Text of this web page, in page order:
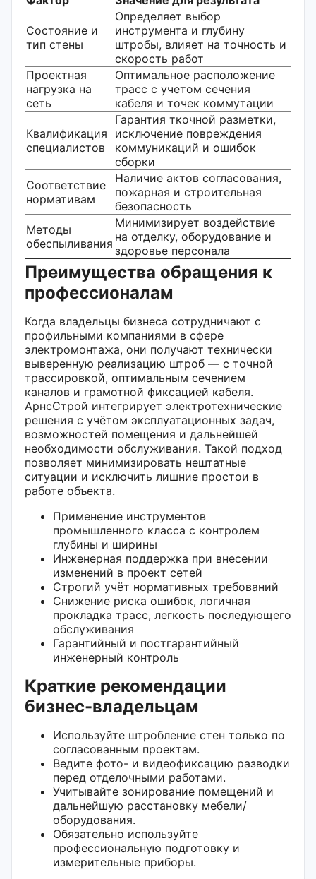
Состояние и
тип стены
Определяет выбор
инструмента и глубину
штробы, влияет на точность и
скорость работ
Проектная
нагрузка на
сеть
Оптимальное расположение
трасс с учетом сечения
кабеля и точек коммутации
Квалификация
специалистов
Гарантия ткочной разметки,
исключение повреждения
коммуникаций и ошибок
сборки
Соответствие
нормативам
Наличие актов согласования,
пожарная и строительная
безопасность
Методы
обеспыливания
Минимизирует воздействие
на отделку, оборудование и
здоровье персонала
Преимущества обращения к
профессионалам
Когда владельцы бизнеса сотрудничают с
профильными компаниями в сфере
электромонтажа, они получают технически
выверенную реализацию штроб — с точной
трассировкой, оптимальным сечением
каналов и грамотной фиксацией кабеля.
АрнсСтрой интегрирует электротехнические
решения с учётом эксплуатационных задач,
возможностей помещения и дальнейшей
необходимости обслуживания. Такой подход
позволяет минимизировать нештатные
ситуации и исключить лишние простои в
работе объекта.
Применение инструментов
промышленного класса с контролем
глубины и ширины
Инженерная поддержка при внесении
изменений в проект сетей
Строгий учёт нормативных требований
Снижение риска ошибок, логичная
прокладка трасс, легкость последующего
обслуживания
Гарантийный и постгарантийный
инженерный контроль
Краткие рекомендации
бизнес-владельцам
Используйте штробление стен только по
согласованным проектам.
Ведите фото- и видеофиксацию разводки
перед отделочными работами.
Учитывайте зонирование помещений и
дальнейшую расстановку мебели/
оборудования.
Обязательно используйте
профессиональную подготовку и
измерительные приборы.